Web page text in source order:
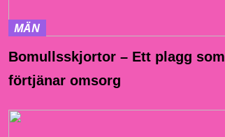
MÄN
Bomullsskjortor – Ett plagg som
förtjänar omsorg